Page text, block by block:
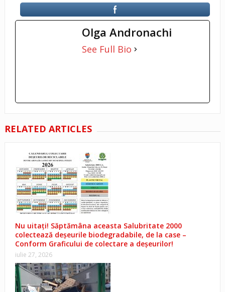
Olga Andronachi
See Full Bio
RELATED ARTICLES
Nu uitați! Săptămâna aceasta Salubritate 2000
colectează deșeurile biodegradabile, de la case –
Conform Graficului de colectare a deșeurilor!
iulie 27, 2026